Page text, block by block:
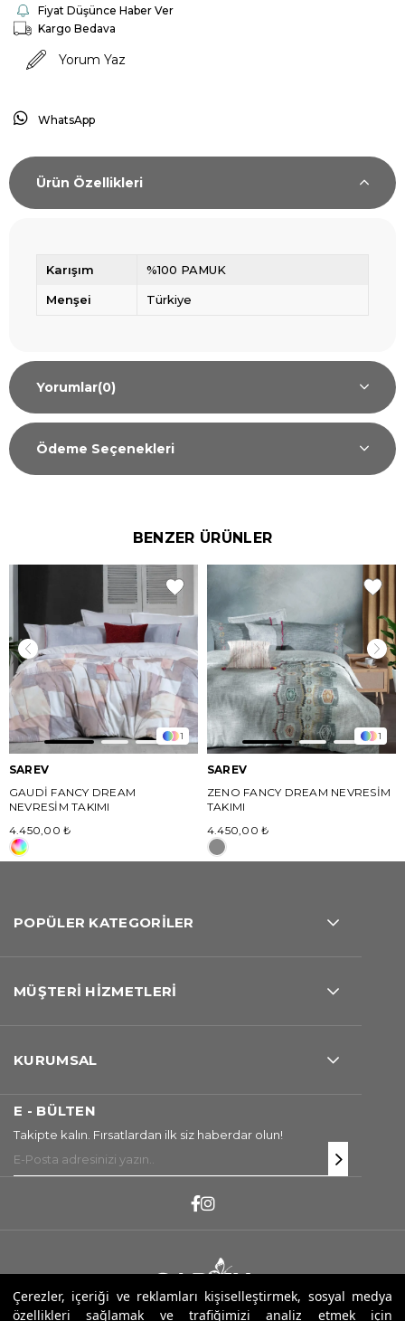
Çerezler, içeriği ve reklamları kişiselleştirmek, sosyal medya
özellikleri sağlamak ve trafiğimizi analiz etmek için
Fiyat Düşünce Haber Ver
Kargo Bedava
Yorum Yaz
WhatsApp
Ürün Özellikleri
Karışım %100 PAMUK
Menşei Türkiye
Yorumlar(0)
Ödeme Seçenekleri
BENZER ÜRÜNLER
1
SAREV
GAUDİ FANCY DREAM
NEVRESİM TAKIMI
4.450,00 ₺
1
SAREV
ZENO FANCY DREAM NEVRESİM
TAKIMI
4.450,00 ₺
POPÜLER KATEGORİLER
MÜŞTERİ HİZMETLERİ
KURUMSAL
E - BÜLTEN
Takipte kalın. Fırsatlardan ilk siz haberdar olun!